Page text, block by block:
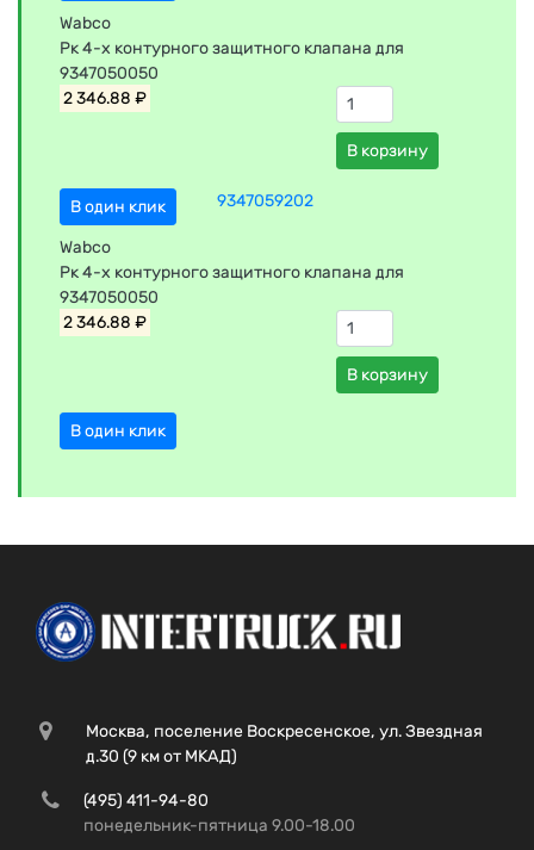
Wabco
Рк 4-х контурного защитного клапана для
9347050050
2 346.88 ₽
В корзину
В один клик 9347059202
Wabco
Рк 4-х контурного защитного клапана для
9347050050
2 346.88 ₽
В корзину
В один клик
Москва, поселение Воскресенское, ул. Звездная
д.30 (9 км от МКАД)
(495) 411-94-80
понедельник-пятница 9.00-18.00